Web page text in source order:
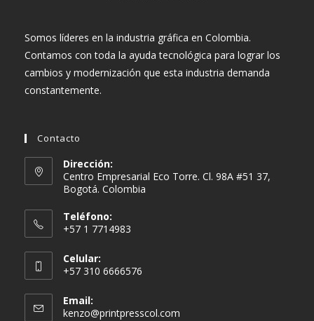
Somos líderes en la industria gráfica en Colombia.
Contamos con toda la ayuda tecnológica para lograr los
cambios y modernización que esta industria demanda
constantemente.
Contacto
Dirección:
Centro Empresarial Eco Torre. Cl. 98A #51 37,
Bogotá. Colombia
Teléfono:
+57 1 7714983
Celular:
+57 310 6666576
Email:
kenzo@printpresscol.com